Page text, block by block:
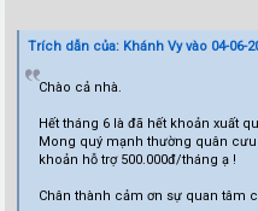
Trích dẫn của: Khánh Vy vào 04-06-
Chào cả nhà.
Hết tháng 6 là đã hết khoản xuất
Mong quý mạnh thường quân
khoản hỗ trợ 500.000đ/tháng ạ !
Chân thành cảm ơn sự quan tâm